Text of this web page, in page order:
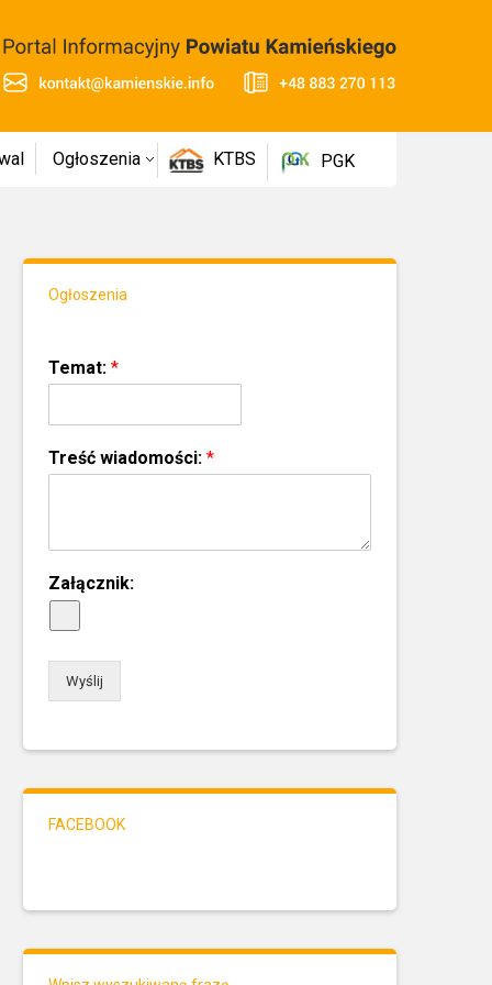
Ogłoszenia KTBS PGK
Ogłoszenia
Temat: *
Treść wiadomości: *
Załącznik:
Wyślij
FACEBOOK